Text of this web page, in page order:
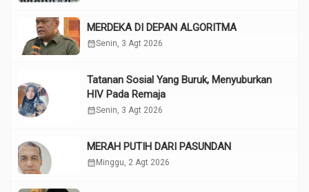
MERDEKA DI DEPAN ALGORITMA
calendar_monthSenin, 3 Agt 2026
Tatanan Sosial Yang Buruk, Menyuburkan
HIV Pada Remaja
calendar_monthSenin, 3 Agt 2026
MERAH PUTIH DARI PASUNDAN
calendar_month Minggu, 2 Agt 2026